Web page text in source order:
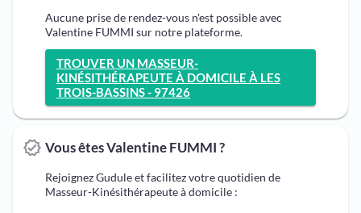
Aucune prise de rendez-vous n'est possible avec
Valentine FUMMI sur notre plateforme.
TROUVER UN MASSEUR-
KINÉSITHÉRAPEUTE À DOMICILE À LES
TROIS-BASSINS - 97426
Vous êtes Valentine FUMMI ?
Rejoignez Gudule et facilitez votre quotidien de
Masseur-Kinésithérapeute à domicile :